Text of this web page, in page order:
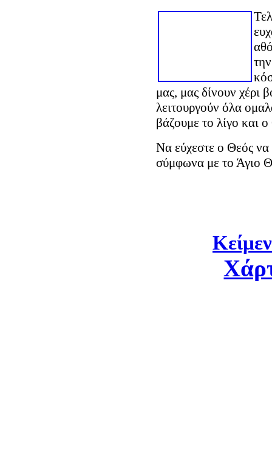
μας, μας δίνουν χέρι
λειτουργούν όλα
βάζουμε το λίγο και
Να εύχεστε ο Θεός να
σύμφωνα με το Άγιο